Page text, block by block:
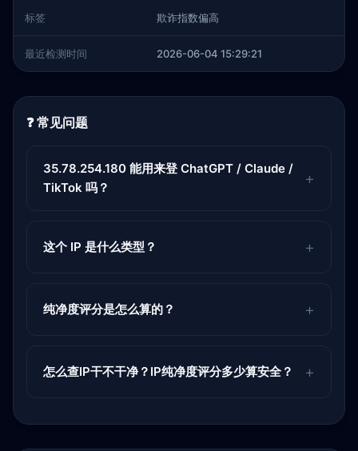
标签 欺诈指数偏高
最近检测时间 2026-06-04 15:29:21
❓ 常见问题
35.78.254.180 能用来登 ChatGPT / Claude /
TikTok 吗？
这个 IP 是什么类型？
纯净度评分是怎么算的？
怎么查IP干不干净？IP纯净度评分多少算安全？